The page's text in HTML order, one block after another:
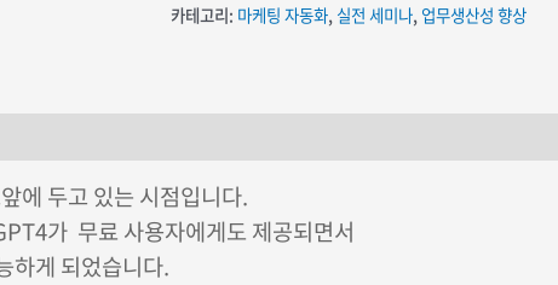
카테고리: 마케팅 자동화, 실전 세미나, 업무생산성 향상
에 두고 있는 시점입니다.
가 무료 사용자에게도 제공되면서
하게 되었습니다.